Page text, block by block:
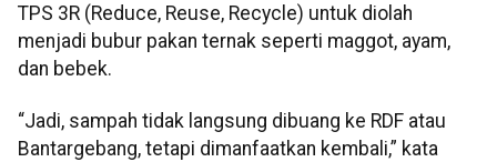
TPS 3R (Reduce, Reuse, Recycle) untuk diolah
menjadi bubur pakan ternak seperti maggot, ayam,
dan bebek.
“Jadi, sampah tidak langsung dibuang ke RDF atau
Bantargebang, tetapi dimanfaatkan kembali,” kata